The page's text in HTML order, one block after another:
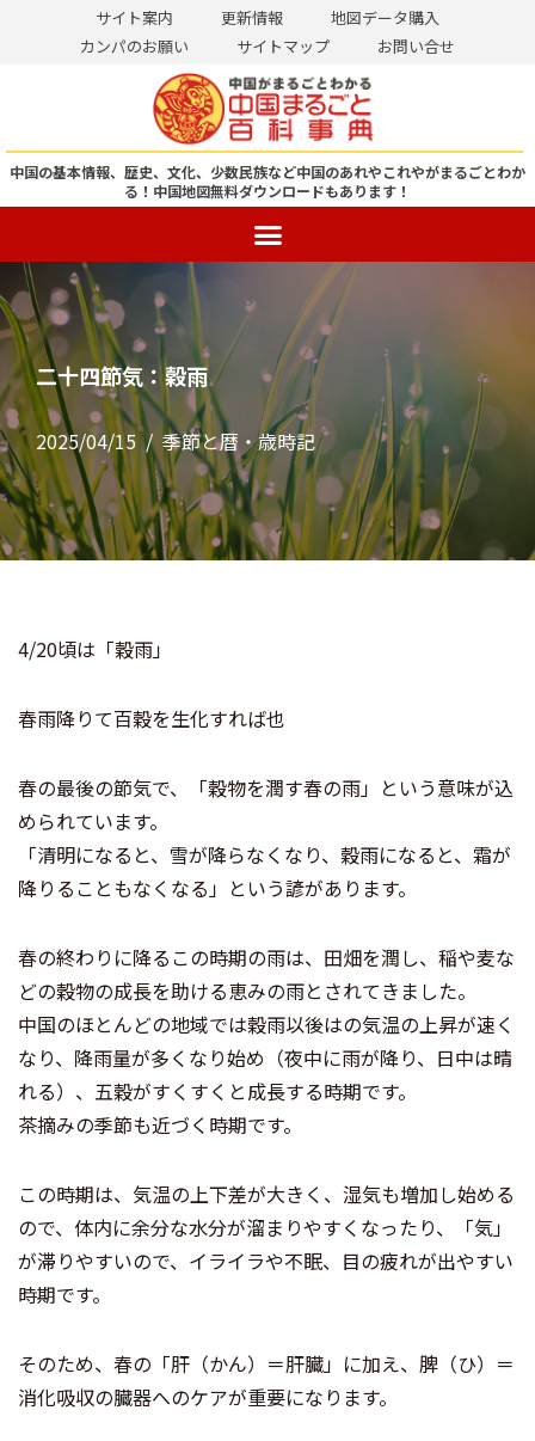
ン
ツ
ス
キ
ッ
プ
サイト案内 更新情報
地図データ購入
カンパのお願い
サイトマップ お問い合せ
中国の基本情報、歴史、文化、少数民族など中国のあれやこれやがまるごとわか
る！ 中国地図無料ダウンロードもあります！
二十四節気：穀雨
2025/04/15 季節と暦・歳時記
4/20頃は「穀雨」
春雨降りて百穀を生化すれば也
春の最後の節気で、「穀物を潤す春の雨」という意味が込
められています。
「清明になると、雪が降らなくなり、穀雨になると、霜が
降りることもなくなる」という諺があります。
春の終わりに降るこの時期の雨は、田畑を潤し、稲や麦な
どの穀物の成長を助ける恵みの雨とされてきました。
中国のほとんどの地域では穀雨以後はの気温の上昇が速く
なり、降雨量が多くなり始め（夜中に雨が降り、日中は晴
れる）、五穀がすくすくと成長する時期です。
茶摘みの季節も近づく時期です。
この時期は、気温の上下差が大きく、湿気も増加し始める
ので、体内に余分な水分が溜まりやすくなったり、「気」
が滞りやすいので、イライラや不眠、目の疲れが出やすい
時期です。
そのため、春の「肝（かん）＝肝臓」に加え、脾（ひ）＝
消化吸収の臓器へのケアが重要になります。